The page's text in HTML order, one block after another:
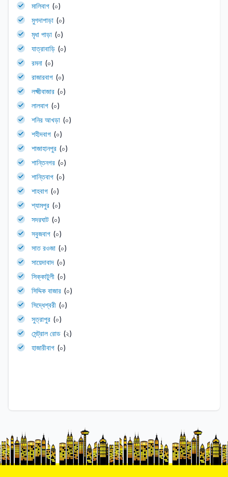
মালিবাগ (০)
মুগদাপাড়া (০)
মৃধা পাড়া (০)
যাত্রাবাড়ি (০)
রমনা (০)
রাজারবাগ (০)
লক্ষ্মীবাজার (০)
লালবাগ (০)
শনির আখড়া (০)
শহীদবাগ (০)
শাজাহানপুর (০)
শান্তিনগর (০)
শান্তিবাগ (০)
শাহবাগ (০)
শ্যামপুর (০)
সদরঘাট (০)
সবুজবাগ (০)
সাত রওজা (০)
সায়েদাবাদ (০)
সিক্কাটুলী (০)
সিদ্দিক বাজার (০)
সিদ্ধেশ্বরী (০)
সুত্রাপুর (০)
সেন্ট্রাল রোড (২)
হাজারীবাগ (০)